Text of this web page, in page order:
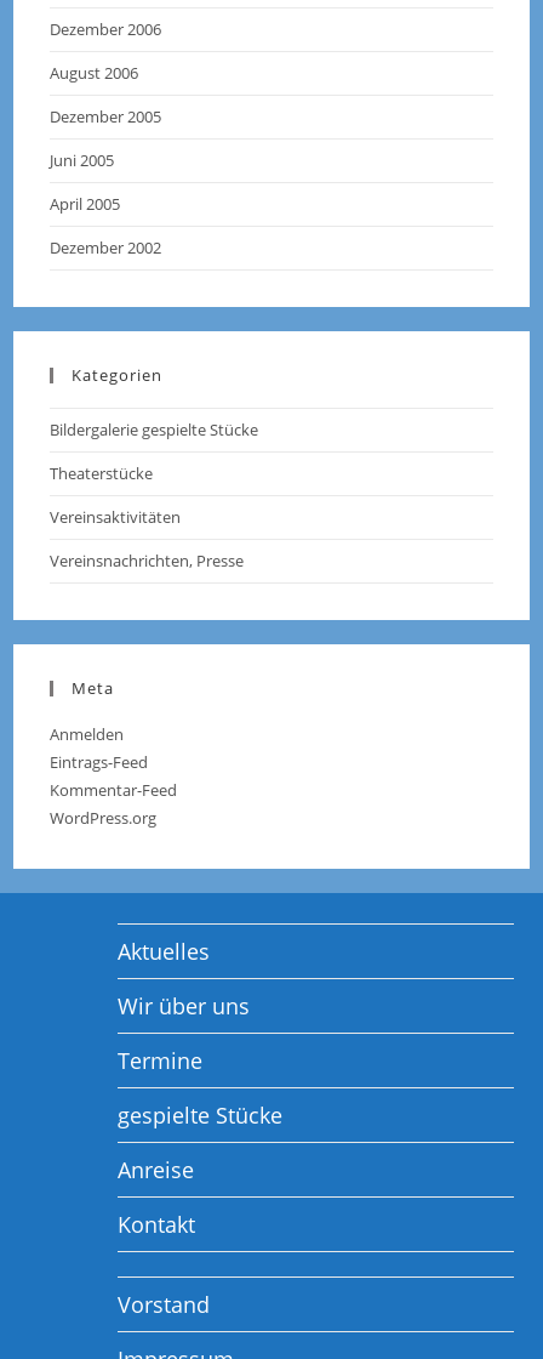
Dezember 2006
August 2006
Dezember 2005
Juni 2005
April 2005
Dezember 2002
Kategorien
Bildergalerie gespielte Stücke
Theaterstücke
Vereinsaktivitäten
Vereinsnachrichten, Presse
Meta
Anmelden
Eintrags-Feed
Kommentar-Feed
WordPress.org
Aktuelles
Wir über uns
Termine
gespielte Stücke
Anreise
Kontakt
Vorstand